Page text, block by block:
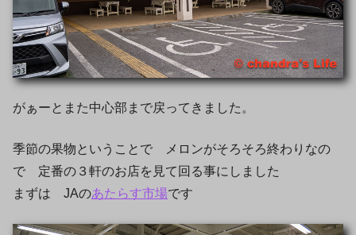
がぁーとまた中心部まで戻ってきました。
季節の果物ということで メロンがそろそろ終わりなの
で 定番の３軒のお店を見て回る事にしました
まずは JAのあたらす市場です